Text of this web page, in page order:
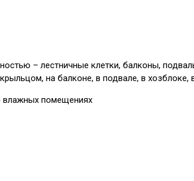
– лестничные клетки, балконы,
на балконе, в подвале, в хозблоке,
влажных помещениях